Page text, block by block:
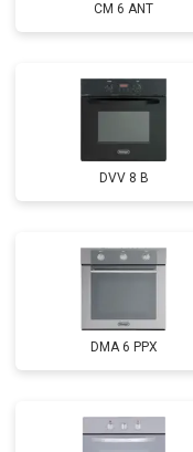
CM 6 ANT
DVV 8 B
DMA 6 PPX